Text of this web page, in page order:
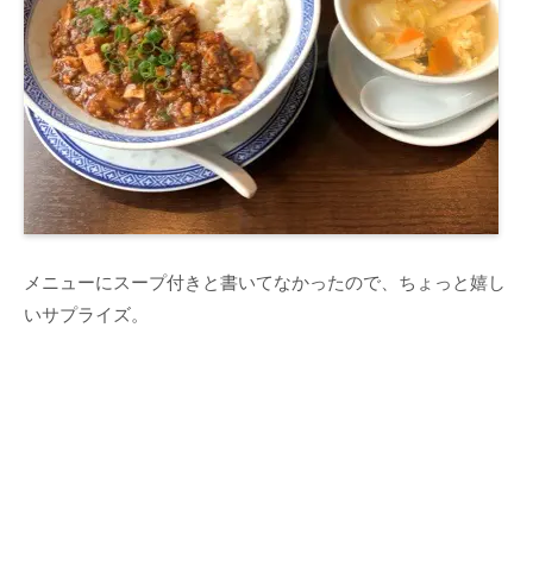
メニューにスープ付きと書いてなかったので、ちょっと嬉し
いサプライズ。